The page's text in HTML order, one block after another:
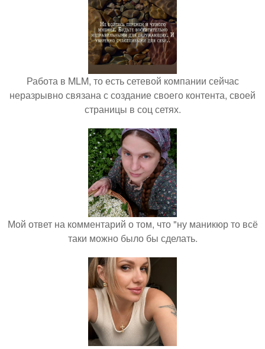
Работа в MLM, то есть сетевой компании сейчас
неразрывно связана с создание своего контента, своей
страницы в соц сетях.
Мой ответ на комментарий о том, что "ну маникюр то всё
таки можно было бы сделать.